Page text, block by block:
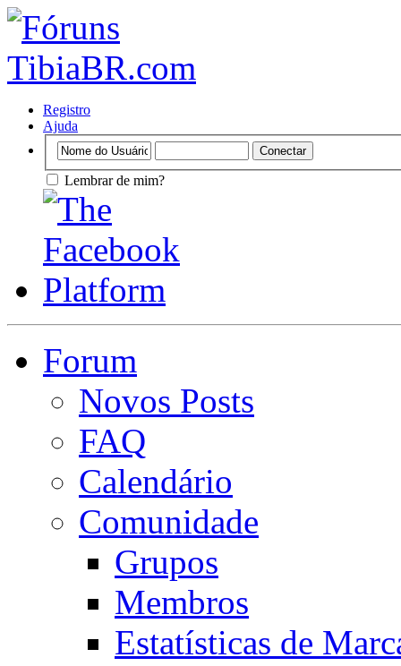
Registro
Ajuda
Lembrar de mim?
Forum
Novos Posts
FAQ
Calendário
Comunidade
Grupos
Membros
Estatísticas de